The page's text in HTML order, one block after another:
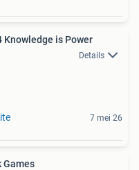
Knowledge is Power
Details
7 mei 26
Games